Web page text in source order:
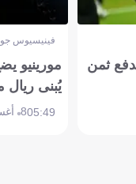
ثمن
فينيسيوس
مورينيو
يُبنى ريال
05:498 أغسطس 2026